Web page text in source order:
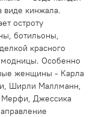
виде кинжала.
остроту
ботильоны,
красного
модницы. Особенно
женщины - Карла
Ширли Маллманн,
Джессика